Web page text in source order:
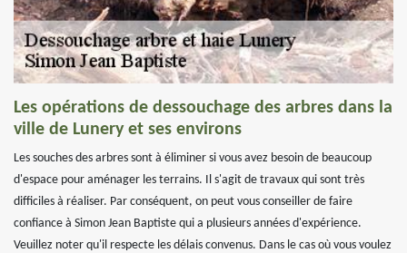
Les opérations de dessouchage des arbres dans la
ville de Lunery et ses environs
Les souches des arbres sont à éliminer si vous avez besoin de beaucoup
d'espace pour aménager les terrains. Il s'agit de travaux qui sont très
difficiles à réaliser. Par conséquent, on peut vous conseiller de faire
confiance à Simon Jean Baptiste qui a plusieurs années d'expérience.
Veuillez noter qu'il respecte les délais convenus. Dans le cas où vous voulez